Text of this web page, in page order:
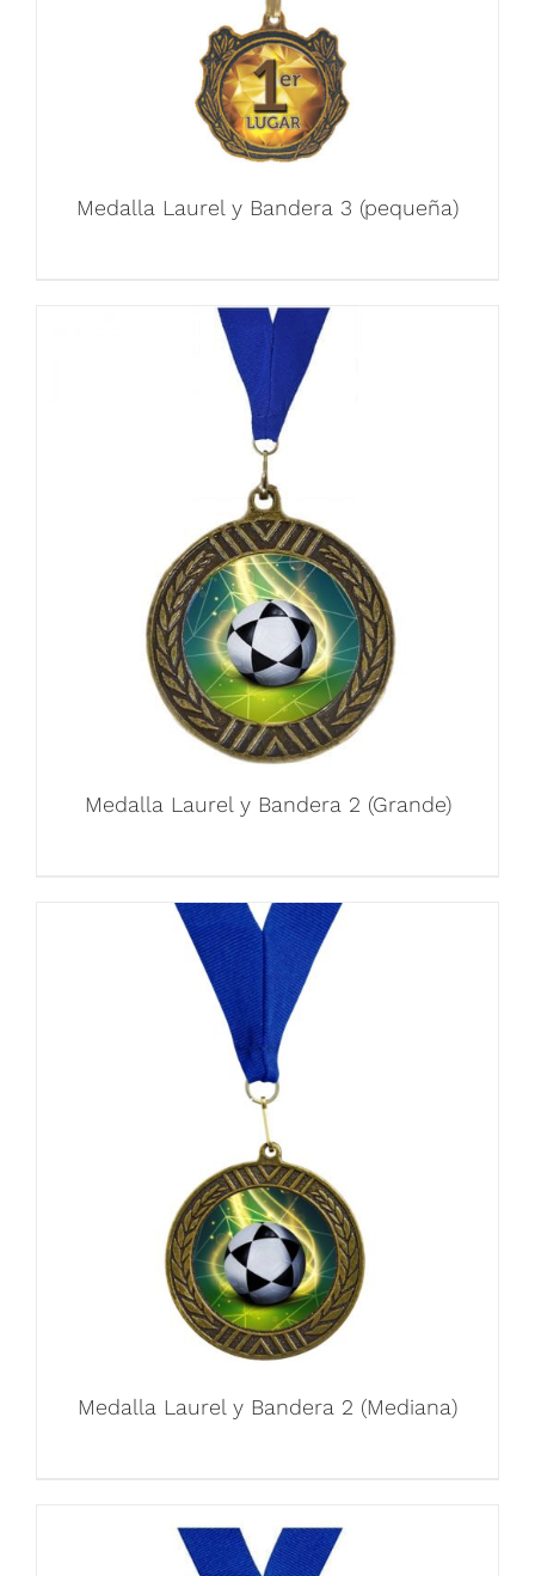
Medalla Laurel y Bandera 3 (pequeña)
Medalla Laurel y Bandera 2 (Grande)
Medalla Laurel y Bandera 2 (Mediana)